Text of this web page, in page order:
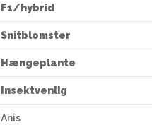
F1/hybrid
Snitblomster
Hængeplante
Insektvenlig
Anis